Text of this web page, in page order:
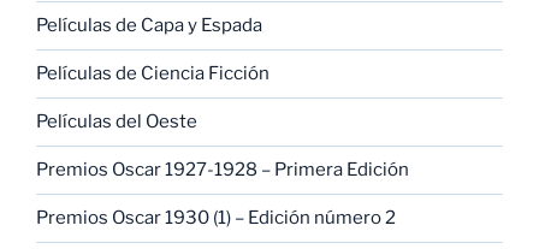
Películas de Capa y Espada
Películas de Ciencia Ficción
Películas del Oeste
Premios Oscar 1927-1928 – Primera Edición
Premios Oscar 1930 (1) – Edición número 2